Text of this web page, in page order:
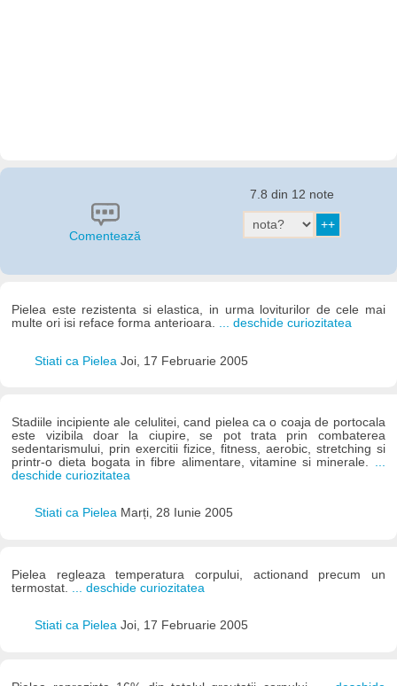
Comentează
7.8 din 12 note
Pielea este rezistenta si elastica, in urma loviturilor de cele mai
multe ori isi reface forma anterioara. ... deschide curiozitatea
Stiati ca Pielea Joi, 17 Februarie 2005
Stadiile incipiente ale celulitei, cand pielea ca o coaja de portocala
este vizibila doar la ciupire, se pot trata prin combaterea
sedentarismului, prin exercitii fizice, fitness, aerobic, stretching si
printr-o dieta bogata in fibre alimentare, vitamine si minerale. ...
deschide curiozitatea
Stiati ca Pielea Marți, 28 Iunie 2005
Pielea regleaza temperatura corpului, actionand precum un
termostat.
... deschide curiozitatea
Stiati ca Pielea Joi, 17 Februarie 2005